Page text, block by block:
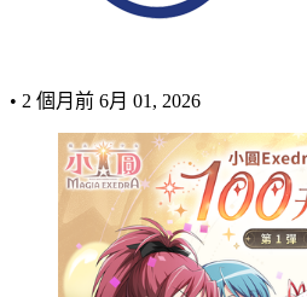
• 2 個月前 6月 01, 2026